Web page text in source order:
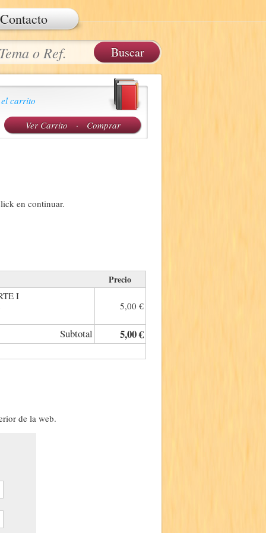
Contacto
carrito
Ver Carrito · Comprar
en continuar.
Precio
I
5,00 €
Subtotal 5,00 €
de la web.